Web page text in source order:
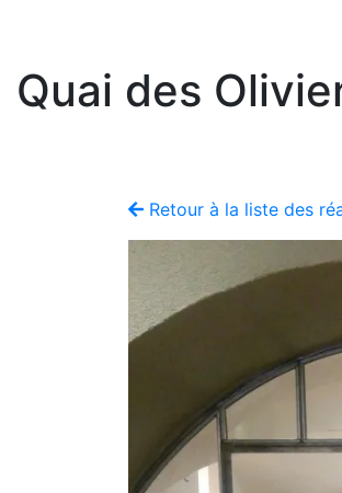
Quai des
Retour à la liste des